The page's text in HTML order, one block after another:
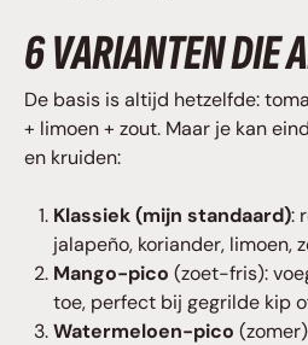
6 VARIANTEN DIE
De basis is altijd hetzelfde:
+ limoen + zout. Maar je kan
en kruiden:
Klassiek (mijn standaard):
jalapeño, koriander, limoen,
Mango-pico (zoet-fris):
toe, perfect bij gegrilde kip
Watermeloen-pico